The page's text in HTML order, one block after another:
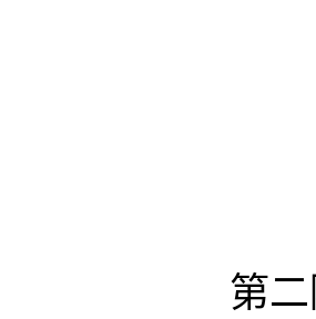
第